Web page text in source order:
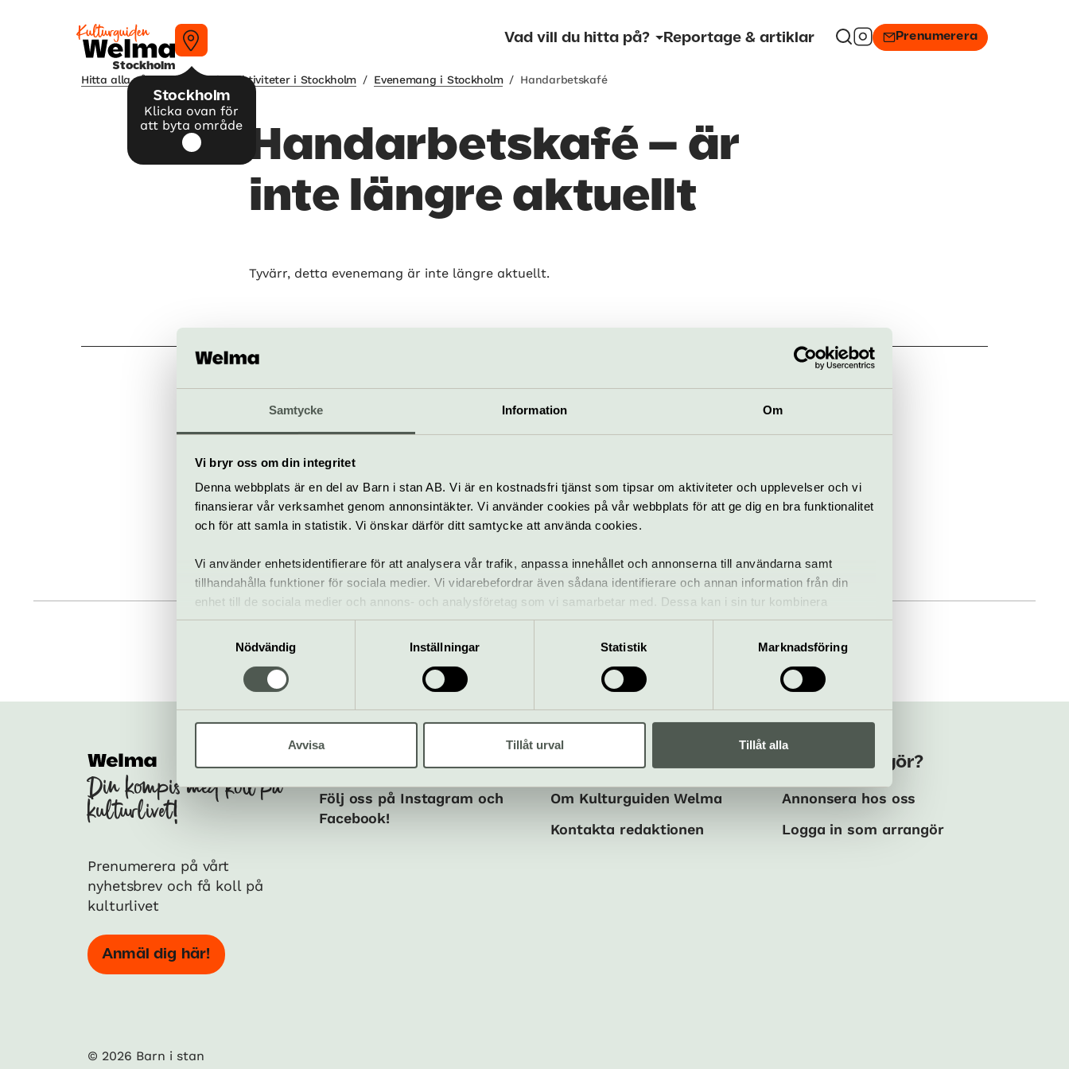
Samtycke Information Om
Vi bryr oss om din integritet
Denna webbplats är en del av Barn i stan AB. Vi är en kostnadsfri tjänst som tipsar om aktiviteter och upplevelser och vi
finansierar vår verksamhet genom annonsintäkter. Vi använder cookies på vår webbplats för att ge dig en bra funktionalitet
och för att samla in statistik. Vi önskar därför ditt samtycke att använda cookies.
Vi använder enhetsidentifierare för att analysera vår trafik, anpassa innehållet och annonserna till användarna samt
tillhandahålla funktioner för sociala medier. Vi vidarebefordrar även sådana identifierare och annan information från din
enhet till de sociala medier och annons- och analysföretag som vi samarbetar med. Dessa kan i sin tur kombinera
informationen med annan information som du har tillhandahållit eller som de har samlat in när du har använt deras tjänster.
Nödvändig
Inställningar Statistik Marknadsföring
Avvisa Tillåt urval Tillåt alla
Stockholm
Stockholm
Klicka ovan för
att byta område
Vad vill du hitta på? Reportage & artiklar Prenumerera
Hitta alla våra tips på kulturaktiviteter i Stockholm / Evenemang i Stockholm / Handarbetskafé
Handarbetskafé – är
inte längre aktuellt
Tyvärr, detta evenemang är inte längre aktuellt.
Boksamtal
Deckarbokcirkel
8 sep–1 dec Gratis
Stadsbiblioteket i
Uppsala
ANNONSER:
Din kompis med koll på
kulturlivet!
Prenumerera på vårt
nyhetsbrev och få koll på
kulturlivet
Anmäl dig här!
Sociala medier
Följ oss på Instagram och
Facebook!
Om oss
Om Kulturguiden Welma
Kontakta redaktionen
Kulturarrangör?
Annonsera hos oss
Logga in som arrangör
© 2026 Barn i stan